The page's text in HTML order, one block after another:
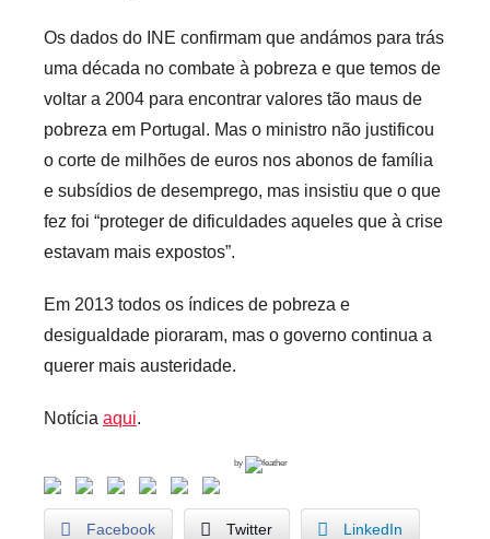
e
i
s
Os dados do INE confirmam que andámos para trás
uma década no combate à pobreza e que temos de
voltar a 2004 para encontrar valores tão maus de
pobreza em Portugal. Mas o ministro não justificou
o corte de milhões de euros nos abonos de família
e subsídios de desemprego, mas insistiu que o que
fez foi “proteger de dificuldades aqueles que à crise
estavam mais expostos”.
Em 2013 todos os índices de pobreza e
desigualdade pioraram, mas o governo continua a
querer mais austeridade.
Notícia aqui.
by
Facebook Twitter LinkedIn